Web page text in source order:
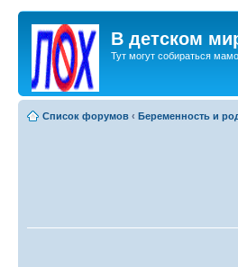
В детском
Тут могут собираться
Список форумов ‹ Беременность и